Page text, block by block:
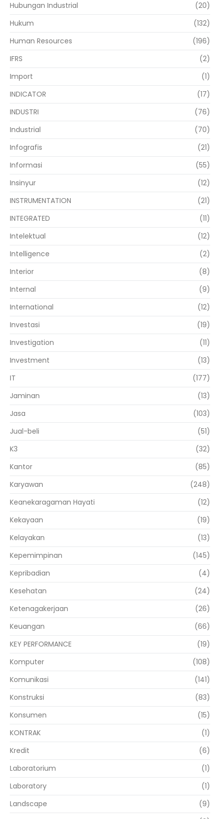
Hubungan Industrial
(20)
Hukum
(132)
Human Resources
(196)
IFRS
(2)
Import
(1)
INDICATOR
(17)
INDUSTRI
(76)
Industrial
(70)
Infografis
(21)
Informasi
(55)
Insinyur
(12)
INSTRUMENTATION
(21)
INTEGRATED
(11)
Intelektual
(12)
Intelligence
(2)
Interior
(8)
Internal
(9)
International
(12)
Investasi
(19)
Investigation
(11)
Investment
(13)
IT
(177)
Jaminan
(13)
Jasa
(103)
Jual-beli
(51)
K3
(32)
Kantor
(85)
Karyawan
(248)
Keanekaragaman Hayati
(12)
Kekayaan
(19)
Kelayakan
(13)
Kepemimpinan
(145)
Kepribadian
(4)
Kesehatan
(24)
Ketenagakerjaan
(26)
Keuangan
(66)
KEY PERFORMANCE
(19)
Komputer
(108)
Komunikasi
(141)
Konstruksi
(83)
Konsumen
(15)
KONTRAK
(1)
Kredit
(6)
Laboratorium
(1)
Laboratory
(1)
Landscape
(9)